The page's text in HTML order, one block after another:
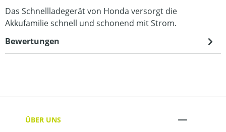
Das Schnellladegerät von Honda versorgt die
Akkufamilie schnell und schonend mit Strom.
Bewertungen
ÜBER UNS